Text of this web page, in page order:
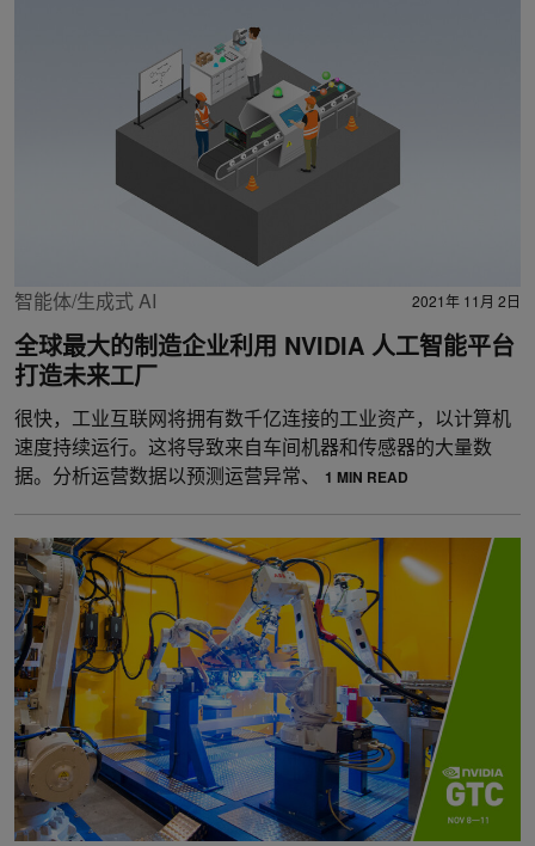
智能体/生成式 AI 2021年 11月 2日
全球最大的制造企业利用 NVIDIA 人工智能平台
打造未来工厂
很快，工业互联网将拥有数千亿连接的工业资产，以计算机
速度持续运行。这将导致来自车间机器和传感器的大量数
据。分析运营数据以预测运营异常、
1 MIN READ